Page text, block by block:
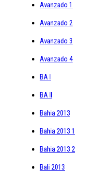
Avanzado 1
Avanzado 2
Avanzado 3
Avanzado 4
BA I
BA II
Bahia 2013
Bahia 2013 1
Bahia 2013 2
Bali 2013